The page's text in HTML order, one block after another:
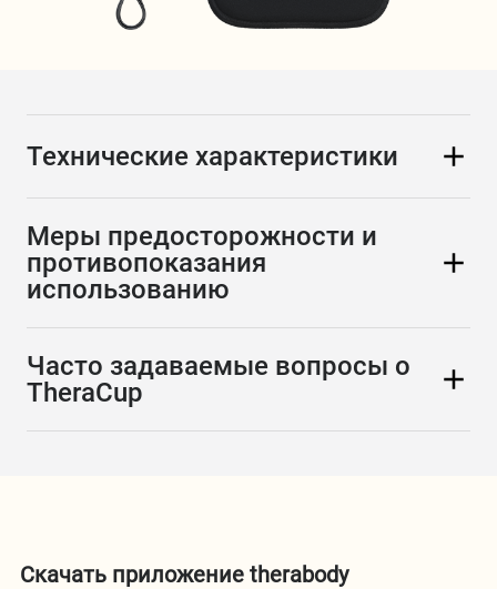
Технические характеристики
Меры предосторожности и
противопоказания
использованию
Часто задаваемые вопросы о
TheraCup
Скачать приложение therabody